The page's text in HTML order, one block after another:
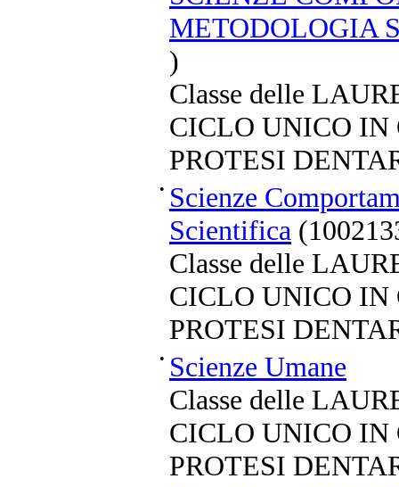
METODOLOGIA
)
Classe delle
CICLO UNICO IN
PROTESI
• Scienze
Scientifica
Classe delle
CICLO UNICO IN
PROTESI
• Scienze Umane
Classe delle
CICLO UNICO IN
PROTESI